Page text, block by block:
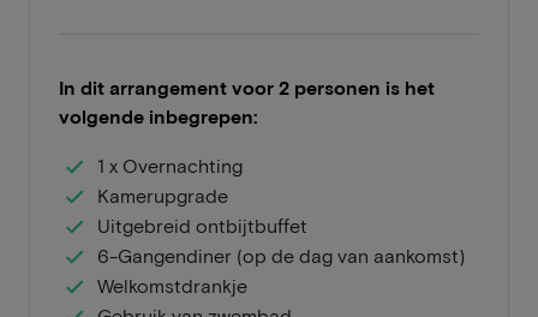
In dit arrangement voor 2 personen is het
volgende inbegrepen:
1 x Overnachting
Kamerupgrade
Uitgebreid ontbijtbuffet
6-Gangendiner (op de dag van aankomst)
Welkomstdrankje